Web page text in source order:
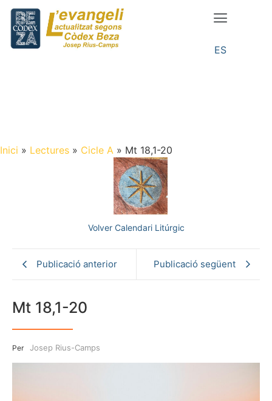
ES
Inici » Lectures » Cicle A » Mt 18,1-20
Volver Calendari Litúrgic
Publicació anterior Publicació següent
Mt 18,1-20
Per Josep Rius-Camps